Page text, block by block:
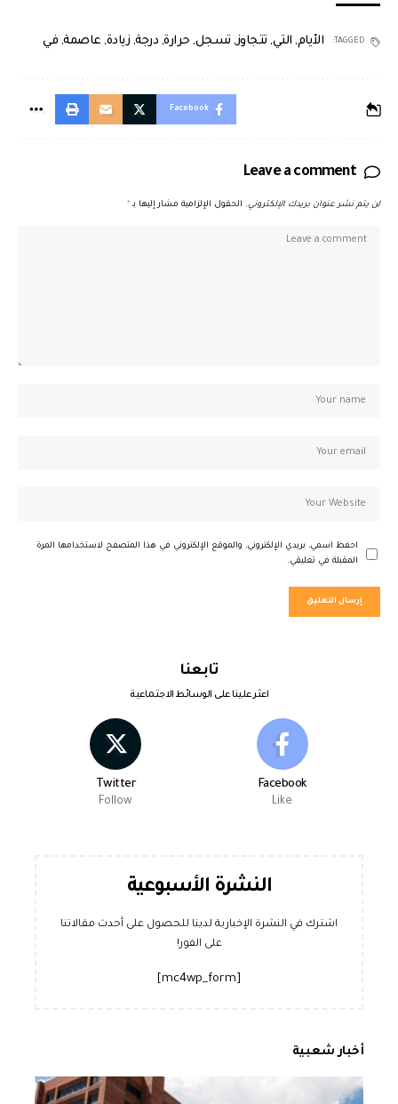
TAGGED: الأيام, التي, تتجاوز, تسجل, حرارة, درجة, زيادة, عاصمة, في
Facebook
Leave a comment
لن يتم نشر عنوان بريدك الإلكتروني. الحقول الإلزامية مشار إليها بـ *
احفظ اسمي، بريدي الإلكتروني، والموقع الإلكتروني في هذا المتصفح لاستخدامها المرة
المقبلة في تعليقي.
تابعنا
اعثر علينا على الوسائط الاجتماعية
Facebook
Like
Twitter
Follow
النشرة الأسبوعية
اشترك في النشرة الإخبارية لدينا للحصول على أحدث مقالاتنا
على الفور!
[mc4wp_form]
أخبار شعبية